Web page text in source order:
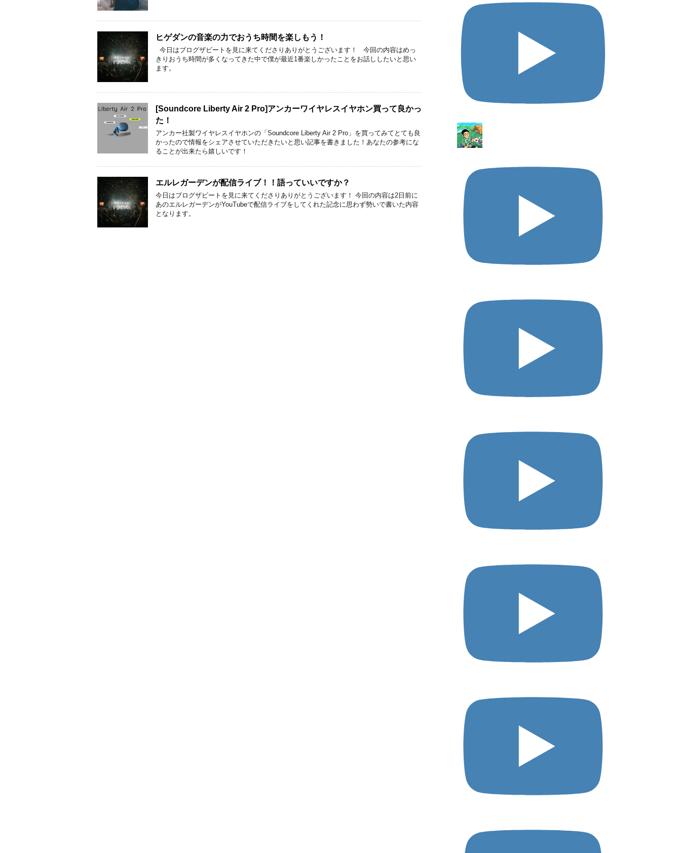
ヒゲダンの音楽の力でおうち時間を楽しもう！
今日はブログザビートを見に来てくださりありがとうございます！ 今回の内容はめっ
きりおうち時間が多くなってきた中で僕が最近1番楽しかったことをお話ししたいと思い
ます。
[Soundcore Liberty Air 2 Pro]アンカーワイヤレスイヤホン買って良かっ
た！
アンカー社製ワイヤレスイヤホンの「Soundcore Liberty Air 2 Pro」を買ってみてとても良
かったので情報をシェアさせていただきたいと思い記事を書きました！あなたの参考にな
ることが出来たら嬉しいです！
エルレガーデンが配信ライブ！！語っていいですか？
今日はブログザビートを見に来てくださりありがとうございます！ 今回の内容は2日前に
あのエルレガーデンがYouTubeで配信ライブをしてくれた記念に思わず勢いで書いた内容
となります。